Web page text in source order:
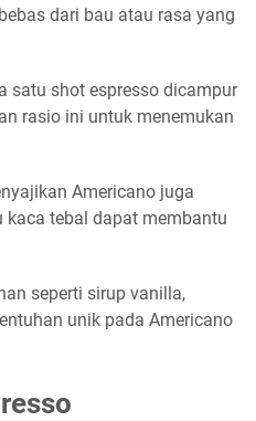
dari bau atau rasa yang
satu shot espresso dicampur
rasio ini untuk menemukan
Americano juga
kaca tebal dapat membantu
seperti sirup vanilla,
unik pada Americano